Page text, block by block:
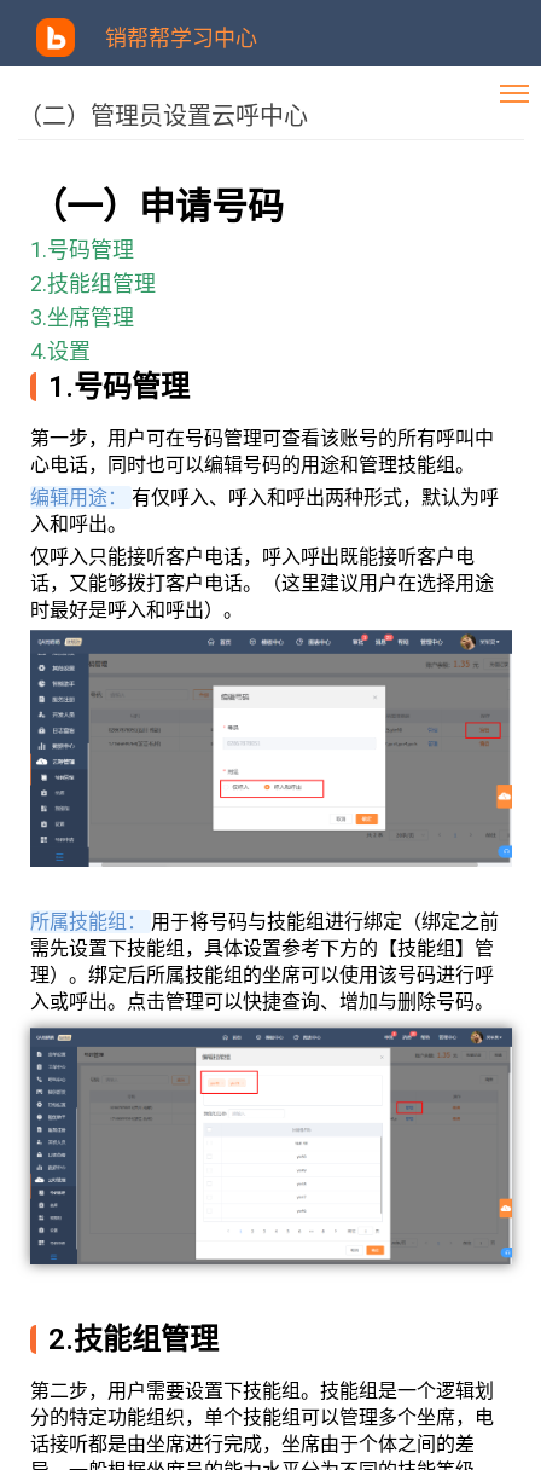
销帮帮学习中心
（二）管理员设置云呼中心
（一）申请号码
1.号码管理
2.技能组管理
3.坐席管理
4.设置
1.号码管理
第一步，用户可在号码管理可查看该账号的所有呼叫中
心电话，同时也可以编辑号码的用途和管理技能组。
编辑用途： 有仅呼入、呼入和呼出两种形式，默认为呼
入和呼出。
仅呼入只能接听客户电话，呼入呼出既能接听客户电
话，又能够拨打客户电话。（这里建议用户在选择用途
时最好是呼入和呼出）。
所属技能组： 用于将号码与技能组进行绑定（绑定之前
需先设置下技能组，具体设置参考下方的【技能组】管
理）。绑定后所属技能组的坐席可以使用该号码进行呼
入或呼出。点击管理可以快捷查询、增加与删除号码。
2.技能组管理
第二步，用户需要设置下技能组。技能组是一个逻辑划
分的特定功能组织，单个技能组可以管理多个坐席，电
话接听都是由坐席进行完成，坐席由于个体之间的差